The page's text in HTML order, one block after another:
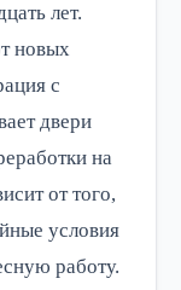
лет.
новых
с
двери
на
от того,
условия
работу.